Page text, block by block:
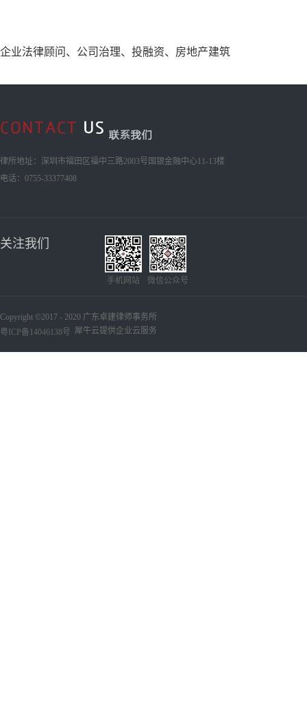
企业法律顾问、公司治理、投融资、房地产建筑
Copyright ©2017 - 2020 广东卓建律师事务所
粤ICP备14046138号 犀牛云提供企业云服务
律所地址：深圳市福田区福中三路2003号国银金融中心11-13楼
电话：0755-33377408
关注我们
手机网站 微信公众号